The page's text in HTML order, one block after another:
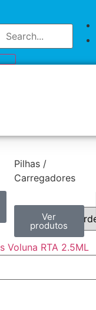
Pilhas /
Carregadores
Ver
produtos